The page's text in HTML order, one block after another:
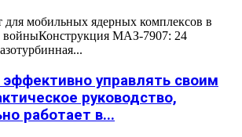
для мобильных ядерных комплексов в
войныКонструкция МАЗ-7907: 24
эффективно управлять своим
руководство,
работает в...